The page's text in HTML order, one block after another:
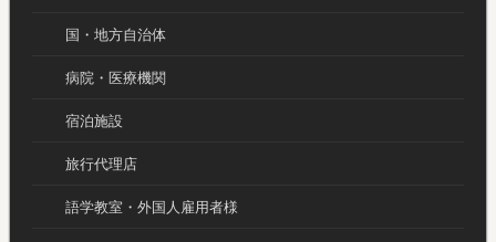
国・地方自治体
病院・医療機関
宿泊施設
旅行代理店
語学教室・外国人雇用者様